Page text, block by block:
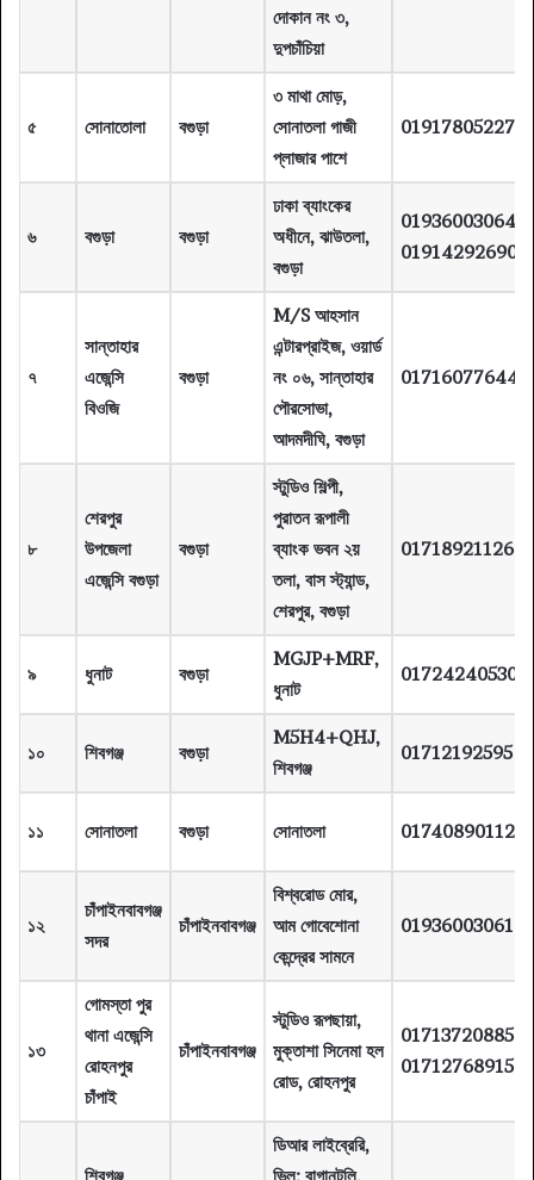
দোকান নং ৩,
দুপচাঁচিয়া
৫ সোনাতোলা বগুড়া
৩ মাথা মোড়,
সোনাতলা গাজী
প্লাজার পাশে
01917805227
৬ বগুড়া বগুড়া
ঢাকা ব্যাংকের
অধীনে, ঝাউতলা,
বগুড়া
01936003064,
01914292690
৭
সান্তাহার
এজেন্সি
বিওজি
বগুড়া
M/S আহসান
এন্টারপ্রাইজ, ওয়ার্ড
নং ০৬, সান্তাহার
পৌরসোভা,
আদমদীঘি, বগুড়া
01716077644
৮
শেরপুর
উপজেলা
এজেন্সি বগুড়া
বগুড়া
স্টুডিও শিল্পী,
পুরাতন রূপালী
ব্যাংক ভবন ২য়
তলা, বাস স্ট্যান্ড,
শেরপুর, বগুড়া
01718921126
৯ ধুনাট বগুড়া
MGJP+MRF,
ধুনাট
01724240530
১০ শিবগঞ্জ বগুড়া
M5H4+QHJ,
শিবগঞ্জ
01712192595
১১ সোনাতলা বগুড়া সোনাতলা 01740890112
১২
চাঁপাইনবাবগঞ্জ
সদর
চাঁপাইনবাবগঞ্জ
বিশ্বরোড মোর,
আম গোবেশোনা
কেন্দ্রের সামনে
01936003061
১৩
গোমস্তা পুর
থানা এজেন্সি
রোহনপুর
চাঁপাই
চাঁপাইনবাবগঞ্জ
স্টুডিও রূপছায়া,
মুক্তাশা সিনেমা হল
রোড, রোহনপুর
01713720885
01712768915
ডিআর লাইব্রেরি,